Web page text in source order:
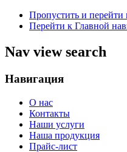
Пропустить и перейти
Перейти к Главной
Nav view search
Навигация
О нас
Контакты
Наши услуги
Наша продукция
Прайс-лист